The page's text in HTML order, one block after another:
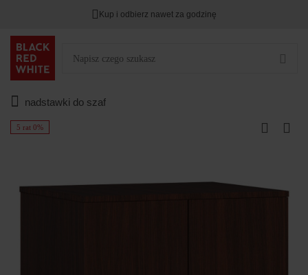
Kup i odbierz nawet za godzinę
nadstawki do szaf
5 rat 0%